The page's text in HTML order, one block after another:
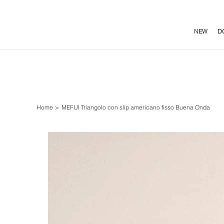
NEW
Home > MEFUI Triangolo con slip americano fisso Buena Onda